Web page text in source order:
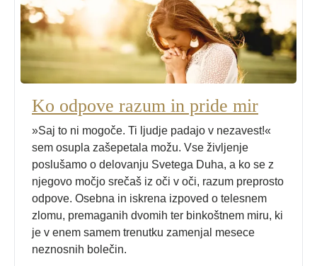
Ko odpove razum in pride mir
»Saj to ni mogoče. Ti ljudje padajo v nezavest!«
sem osupla zašepetala možu. Vse življenje
poslušamo o delovanju Svetega Duha, a ko se z
njegovo močjo srečaš iz oči v oči, razum preprosto
odpove. Osebna in iskrena izpoved o telesnem
zlomu, premaganih dvomih ter binkoštnem miru, ki
je v enem samem trenutku zamenjal mesece
neznosnih bolečin.